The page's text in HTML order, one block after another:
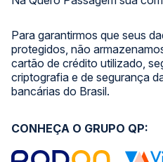
Para garantirmos que seus
protegidos, não
cartão de crédito utilizado,
criptografia e de segurança
bancárias do Brasil.
CONHEÇA O GRUPO QP: